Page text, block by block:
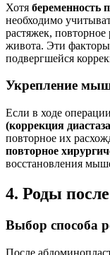
Хотя беременность
необходимо
растяжек,
живота. Эти
подвергшейся
Укрепление
Если в ходе
(коррекция
повторное их
повторное
восстановления
4. Роды
Выбор способа
После